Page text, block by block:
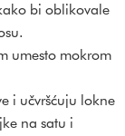
bi oblikovale
umesto mokrom
i učvršćuju lokne
na satu i